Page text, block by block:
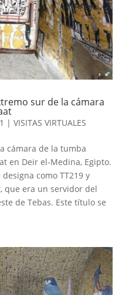
sur de la cámara
| VISITAS VIRTUALES
cámara de la tumba
en Deir el-Medina, Egipto.
como TT219 y
que era un servidor del
de Tebas. Este título se